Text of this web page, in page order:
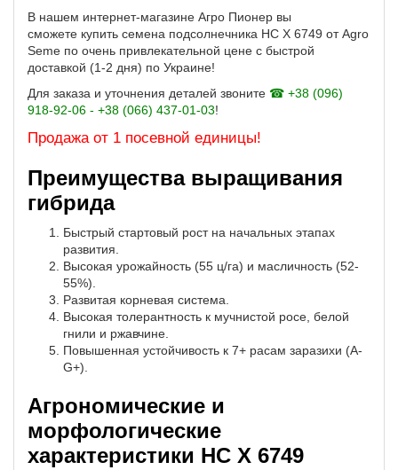
В нашем интернет-магазине Агро Пионер вы
сможете купить семена подсолнечника НС Х 6749 от Agro
Seme по очень привлекательной цене с быстрой
доставкой (1-2 дня) по Украине!
Для заказа и уточнения деталей звоните ☎ +38 (096)
918-92-06 - +38 (066) 437-01-03!
Продажа от 1 посевной единицы!
Преимущества выращивания
гибрида
Быстрый стартовый рост на начальных этапах
развития.
Высокая урожайность (55 ц/га) и масличность (52-
55%).
Развитая корневая система.
Высокая толерантность к мучнистой росе, белой
гнили и ржавчине.
Повышенная устойчивость к 7+ расам заразихи (A-
G+).
Агрономические и
морфологические
характеристики НС Х 6749